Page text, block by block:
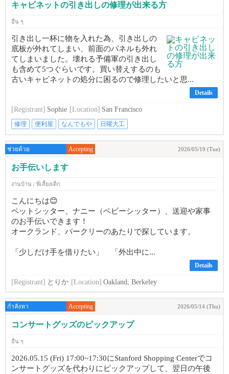
キャビネットの引き出しの修理が出来る方
อื่น ๆ
引き出し一杯に物を入れた為、引き出しの
底板が外れてしまい、前面のパネルも外れ
てしまいました。壊れる予備軍の引き出し
も含めて5つぐらいです。買い替えするのも
古いキャビネットの処分に困るので修理したいと思...
Details
[Registrant] Sophie [Location] San Francisco
修理 便利屋 なんでもや 日曜大工
ช่วยด้วย Accepting 2026/05/19 (Tue)
お手伝いします
งานบ้าน / พี่เลี้ยงเด็ก
こんにちは😊
ペットシッター、ナニー（ベビーシッター）、送迎や家事
のお手伝いできます！
オークランド、バークリーのあたりで探しています。
「少しだけ手を借りたい」 「外出中に...
Details
[Registrant] とりか [Location] Oakland, Berkeley
กำลังหา Accepting 2026/05/14 (Thu)
コンサートグッズのピックアップ
อื่น ๆ
2026.05.15 (Fri) 17:00~17:30にStanford Shopping Centerでコ
ンサートグッズを代わりにピックアップして、翌日の午後